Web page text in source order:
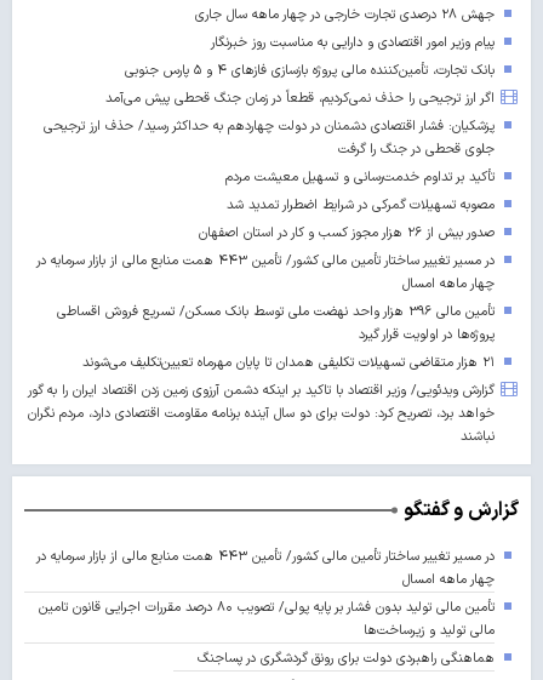
جهش ۲۸ درصدی تجارت خارجی در چهار ماهه سال جاری
پیام وزیر امور اقتصادی و دارایی به مناسبت روز خبرنگار
بانک تجارت، تأمین‌کننده مالی پروژه بازسازی فازهای ۴ و ۵ پارس جنوبی
اگر ارز ترجیحی را حذف نمی‌کردیم، قطعاً در زمان جنگ قحطی پیش می‌آمد
پزشکیان: فشار اقتصادی دشمنان در دولت چهاردهم به حداکثر رسید/ حذف ارز ترجیحی
جلوی قحطی در جنگ را گرفت
تأکید بر تداوم خدمت‌رسانی و تسهیل معیشت مردم
مصوبه تسهیلات گمرکی در شرایط اضطرار تمدید شد
صدور بیش از ۲۶ هزار مجوز کسب‌ و کار در استان اصفهان
در مسیر تغییر ساختار تأمین مالی کشور/ تأمین ۴۴۳ همت منابع مالی از بازار سرمایه در
چهار ماهه امسال
تأمین مالی ۳۹۶ هزار واحد نهضت ملی توسط بانک مسکن/ تسریع فروش اقساطی
پروژه‌ها در اولویت قرار گیرد
۲۱ هزار متقاضی تسهیلات تکلیفی همدان تا پایان مهرماه تعیین‌تکلیف می‌شوند
گزارش ویدئویی/ وزیر اقتصاد با تاکید بر اینکه دشمن آرزوی زمین زدن اقتصاد ایران را به گور
خواهد برد، تصریح کرد: دولت برای دو سال آینده برنامه مقاومت اقتصادی دارد، مردم نگران
نباشند
گزارش و گفتگو
در مسیر تغییر ساختار تأمین مالی کشور/ تأمین ۴۴۳ همت منابع مالی از بازار سرمایه در
چهار ماهه امسال
تأمین مالی تولید بدون فشار بر پایه پولی/ تصویب ۸۰ درصد مقررات اجرایی قانون تامین
مالی تولید و زیرساخت‌ها
هماهنگی راهبردی دولت برای رونق گردشگری در پساجنگ